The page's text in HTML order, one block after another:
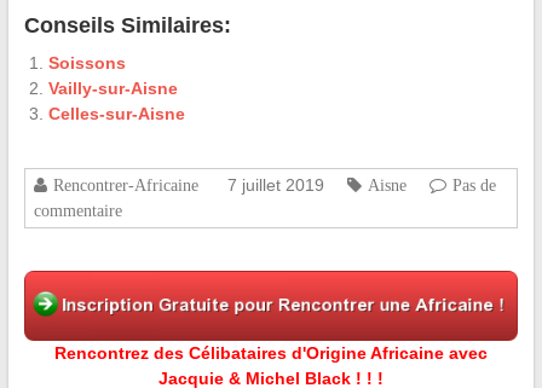
Conseils Similaires:
Soissons
Vailly-sur-Aisne
Celles-sur-Aisne
Rencontrer-Africaine 7 juillet 2019 Aisne
Pas de
commentaire
Rencontrez des Célibataires d'Origine Africaine avec
Jacquie & Michel Black ! ! !